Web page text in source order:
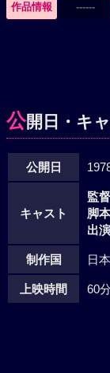
作品情報 ------
公開日・キ
公開日
キャスト
監督
脚本
出演
制作国 日
上映時間 60